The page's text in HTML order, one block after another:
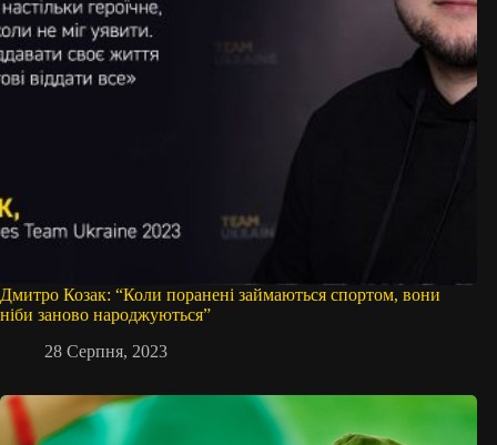
Дмитро Козак: “Коли поранені займаються спортом, вони
ніби заново народжуються”
28 Серпня, 2023